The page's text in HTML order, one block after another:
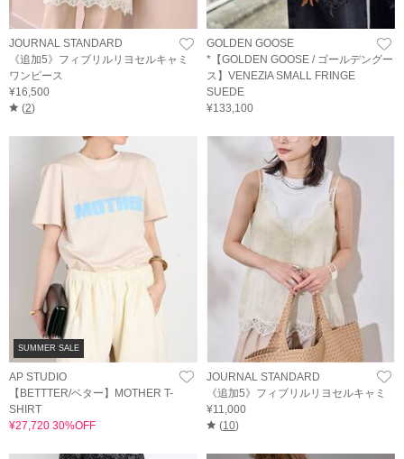
JOURNAL STANDARD
《追加5》フィブリルリヨセルキャミ
ワンピース
¥16,500
(2)
GOLDEN GOOSE
*【GOLDEN GOOSE / ゴールデングー
ス】VENEZIA SMALL FRINGE
SUEDE
¥133,100
SUMMER SALE
AP STUDIO
【BETTTER/ベター】MOTHER T-
SHIRT
¥27,720 30%OFF
JOURNAL STANDARD
《追加5》フィブリルリヨセルキャミ
¥11,000
(10)